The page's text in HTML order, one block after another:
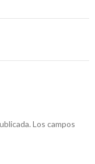
Los campos